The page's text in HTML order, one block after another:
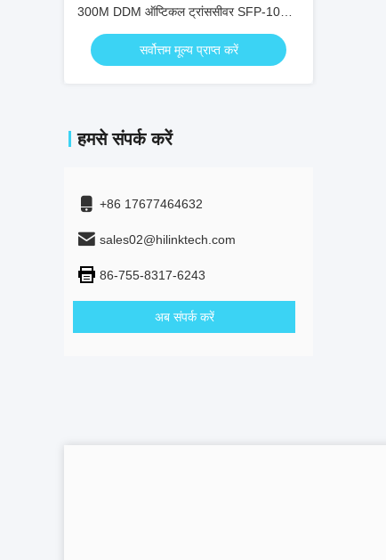
300M DDM ऑप्टिकल ट्रांससीवर SFP-10G-
सर्वोत्तम मूल्य प्राप्त करें
हमसे संपर्क करें
+86 17677464632
sales02@hilinktech.com
86-755-8317-6243
अब संपर्क करें